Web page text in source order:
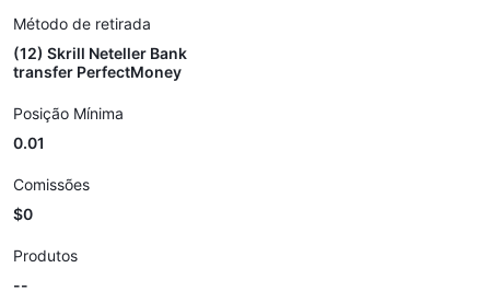
Método de retirada
(12) Skrill Neteller Bank
transfer PerfectMoney
Posição Mínima
0.01
Comissões
$0
Produtos
--